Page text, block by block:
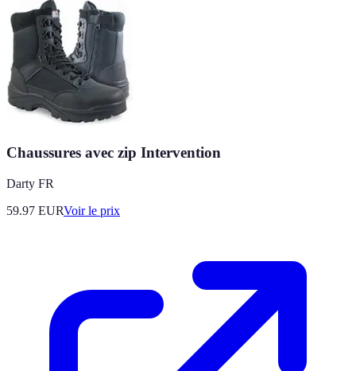
Chaussures avec zip Intervention
Darty FR
59.97 EURVoir le prix